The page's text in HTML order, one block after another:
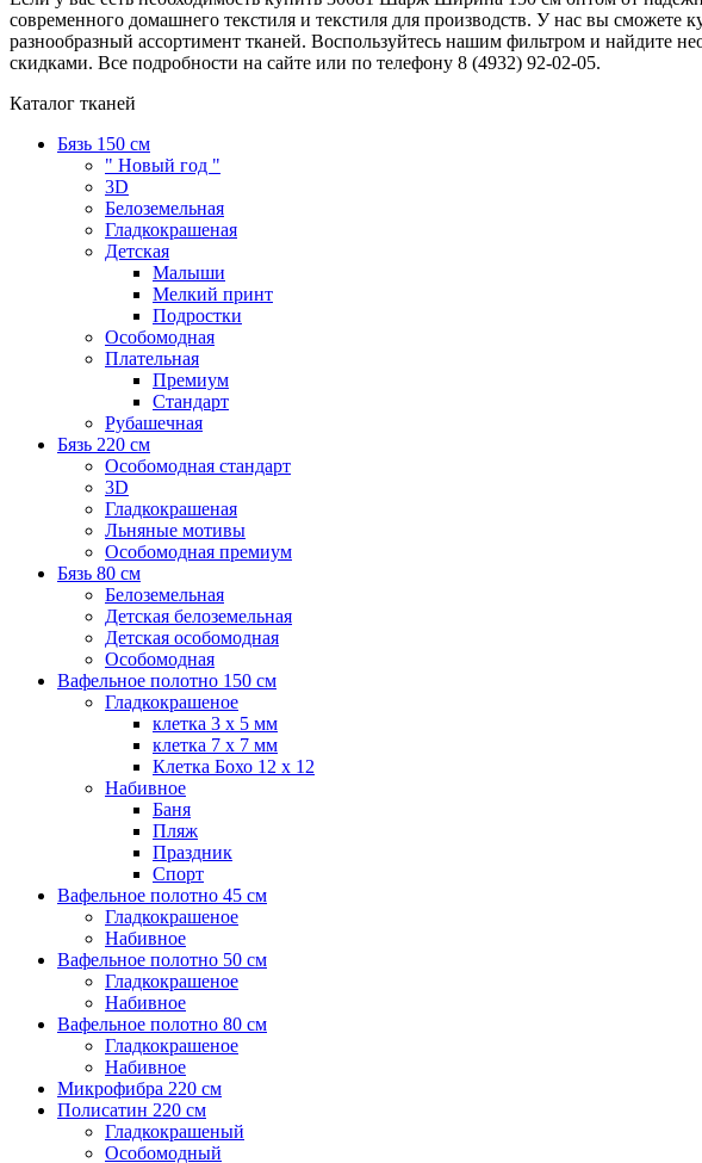
современного домашнего текстиля и текстиля для производств. У нас вы
разнообразный ассортимент тканей. Воспользуйтесь нашим фильтром и
скидками. Все подробности на сайте или по телефону 8 (4932) 92-02-05.
Каталог тканей
Бязь 150 см
" Новый год "
3D
Белоземельная
Гладкокрашеная
Детская
Малыши
Мелкий принт
Подростки
Особомодная
Плательная
Премиум
Стандарт
Рубашечная
Бязь 220 см
Особомодная стандарт
3D
Гладкокрашеная
Льняные мотивы
Особомодная премиум
Бязь 80 см
Белоземельная
Детская белоземельная
Детская особомодная
Особомодная
Вафельное полотно 150 см
Гладкокрашеное
клетка 3 х 5 мм
клетка 7 х 7 мм
Клетка Бохо 12 x 12
Набивное
Баня
Пляж
Праздник
Спорт
Вафельное полотно 45 см
Гладкокрашеное
Набивное
Вафельное полотно 50 см
Гладкокрашеное
Набивное
Вафельное полотно 80 см
Гладкокрашеное
Набивное
Микрофибра 220 см
Полисатин 220 см
Гладкокрашеный
Особомодный